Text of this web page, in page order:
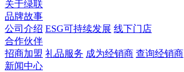
关于绿联
品牌故事
公司介绍 ESG可持续发展 线下门店
合作伙伴
招商加盟 礼品服务 成为经销商 查询经销商
新闻中心